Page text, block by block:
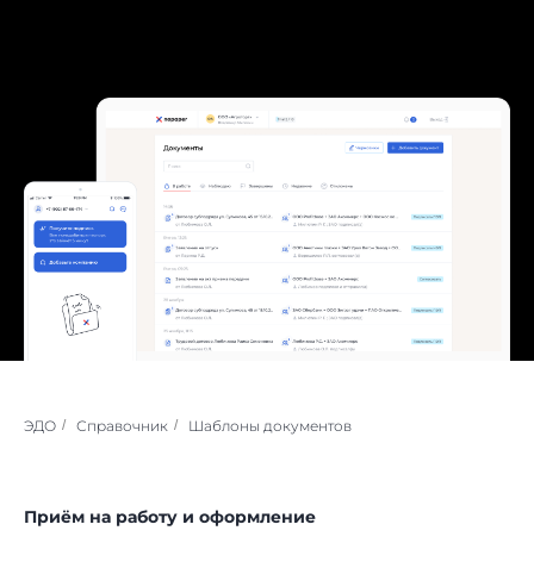
ЭДО / Справочник / Шаблоны документов
Приём на работу и оформление